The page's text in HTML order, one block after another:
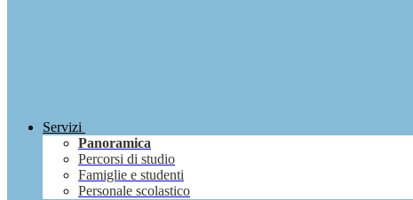
Servizi
Panoramica
Percorsi di studio
Famiglie e studenti
Personale scolastico